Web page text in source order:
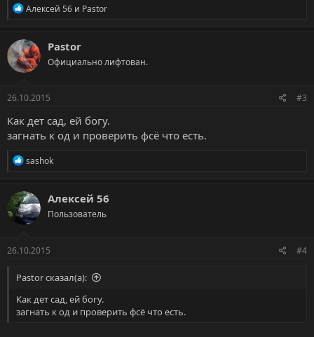
Р
к
ц
и
и
Алексей 56 и Pastor
Pastor
Официально лифтован.
26.10.2015 #3
Как дет сад, ей богу.
загнать к од и проверить фсё что есть.
Р
к
ц
и
и
sashok
Алексей 56
Пользователь
26.10.2015 #4
Pastor сказал(а):
Как дет сад, ей богу.
загнать к од и проверить фсё что есть.